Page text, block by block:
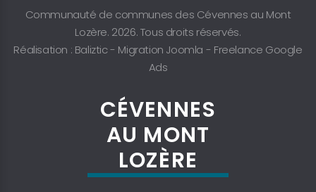
Communauté de communes des Cévennes au Mont
Lozère. 2026. Tous droits réservés.
Réalisation : Baliztic - Migration Joomla - Freelance Google
Ads
CÉVENNES
AU MONT
LOZÈRE